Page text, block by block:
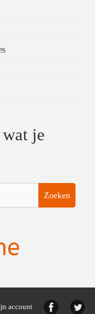
je
Zoeken
account Facebook